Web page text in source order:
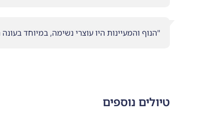
"הנוף והמעיינות היו עוצרי נשימה, במיוחד
טיולים נוספים